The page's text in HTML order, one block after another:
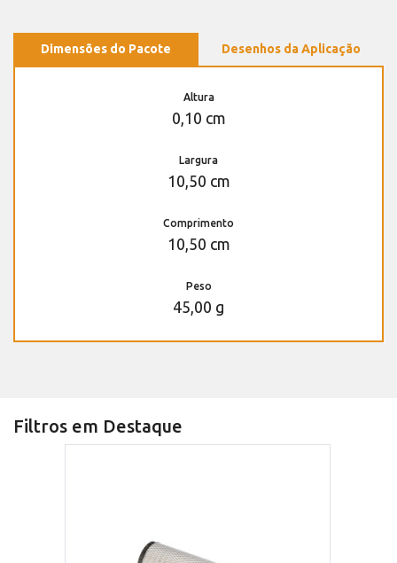
Dimensões do Pacote Desenhos da Aplicação
Altura
0,10 cm
Largura
10,50 cm
Comprimento
10,50 cm
Peso
45,00 g
Filtros em Destaque